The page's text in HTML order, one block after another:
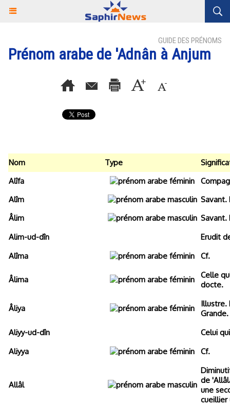
GUIDE DES PRÉNOMS
Prénom arabe de 'Adnân à Anjum
Nom Type
Alîfa
Alîm
Savant.
Âlim
Savant.
Alim-ud-dîn
Erudit
Alîma
Cf.
Âlima
Celle
docte.
Âliya
Illustre.
Aliyy-ud-dîn
Celui
Aliyya
Cf.
Allâl
de
une
cueillier